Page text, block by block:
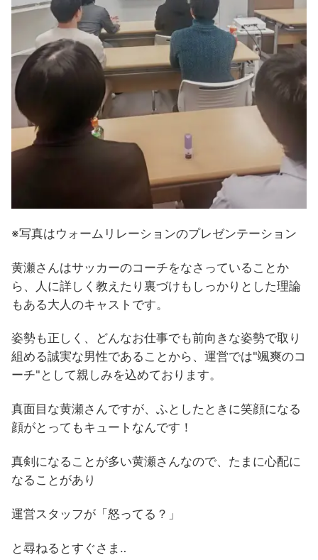
※写真はウォームリレーションのプレゼンテーション
黄瀬さんはサッカーのコーチをなさっていることか
ら、人に詳しく教えたり裏づけもしっかりとした理論
もある大人のキャストです。
姿勢も正しく、どんなお仕事でも前向きな姿勢で取り
組める誠実な男性であることから、運営では"颯爽のコ
ーチ"として親しみを込めております。
真面目な黄瀬さんですが、ふとしたときに笑顔になる
顔がとってもキュートなんです！
真剣になることが多い黄瀬さんなので、たまに心配に
なることがあり
運営スタッフが「怒ってる？」
と尋ねるとすぐさま‥